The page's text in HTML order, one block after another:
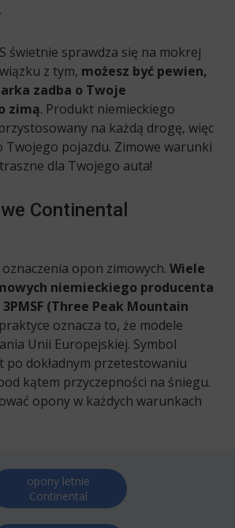
świetnie sprawdza się na mokrej
z tym, możesz być pewien,
zadba o Twoje
zimą. Produkt niemieckiego
na każdą drogę, więc
Twojego pojazdu. Zimowe warunki
dla Twojego auta!
Continental
opon zimowych. Wiele
niemieckiego producenta
(Three Peak Mountain
oznacza to, że modele
Unii Europejskiej. Symbol
po dokładnym przetestowaniu
kątem przyczepności na śniegu.
opony w każdych warunkach
opony letnie
Continental